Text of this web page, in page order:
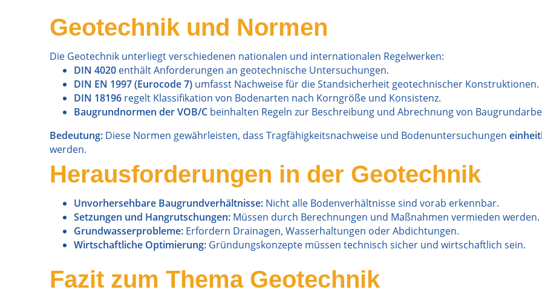
Geotechnik und Normen
Die Geotechnik unterliegt verschiedenen nationalen und internationalen Regelwerken:
DIN 4020 enthält Anforderungen an geotechnische Untersuchungen.
DIN EN 1997 (Eurocode 7) umfasst Nachweise für die Standsicherheit geotechnischer Konstruktionen.
DIN 18196 regelt Klassifikation von Bodenarten nach Korngröße und Konsistenz.
Baugrundnormen der VOB/C beinhalten Regeln zur Beschreibung und Abrechnung von
Bedeutung: Diese Normen gewährleisten, dass Tragfähigkeitsnachweise und Bodenuntersuchungen
werden.
Herausforderungen in der Geotechnik
Unvorhersehbare Baugrundverhältnisse: Nicht alle Bodenverhältnisse sind vorab erkennbar.
Setzungen und Hangrutschungen: Müssen durch Berechnungen und Maßnahmen vermieden werden.
Grundwasserprobleme: Erfordern Drainagen, Wasserhaltungen oder Abdichtungen.
Wirtschaftliche Optimierung: Gründungskonzepte müssen technisch sicher und wirtschaftlich sein.
Fazit zum Thema Geotechnik